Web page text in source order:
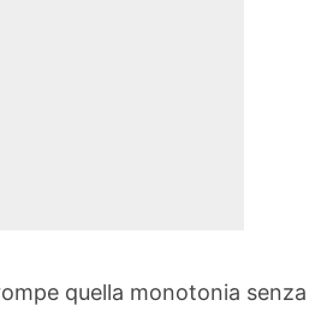
quella monotonia senza